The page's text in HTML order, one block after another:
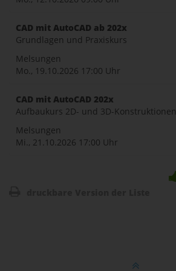
CAD mit AutoCAD ab 202x
Grundlagen und Praxiskurs
Melsungen
Mo., 19.10.2026 17:00 Uhr
CAD mit AutoCAD 202x
Aufbaukurs 2D- und 3D-Konstruktionen
Melsungen
Mi., 21.10.2026 17:00 Uhr